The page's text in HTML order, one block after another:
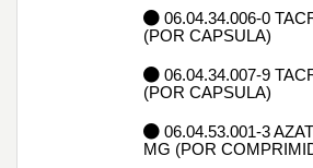
06.04.34.006-0
(POR CAPSULA)
06.04.34.007-9
(POR CAPSULA)
06.04.53.001-3
MG (POR